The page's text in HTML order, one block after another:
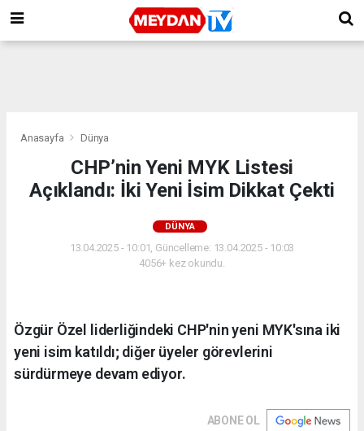
Anasayfa Dünya
CHP’nin Yeni MYK Listesi
Açıklandı: İki Yeni İsim Dikkat Çekti
DÜNYA
13.04.2025 - 10:01, Güncelleme: 13.04.2025 - 10:03
4056+ kez okundu.
Özgür Özel liderliğindeki CHP'nin yeni MYK'sına iki
yeni isim katıldı; diğer üyeler görevlerini
sürdürmeye devam ediyor.
ABONE OL